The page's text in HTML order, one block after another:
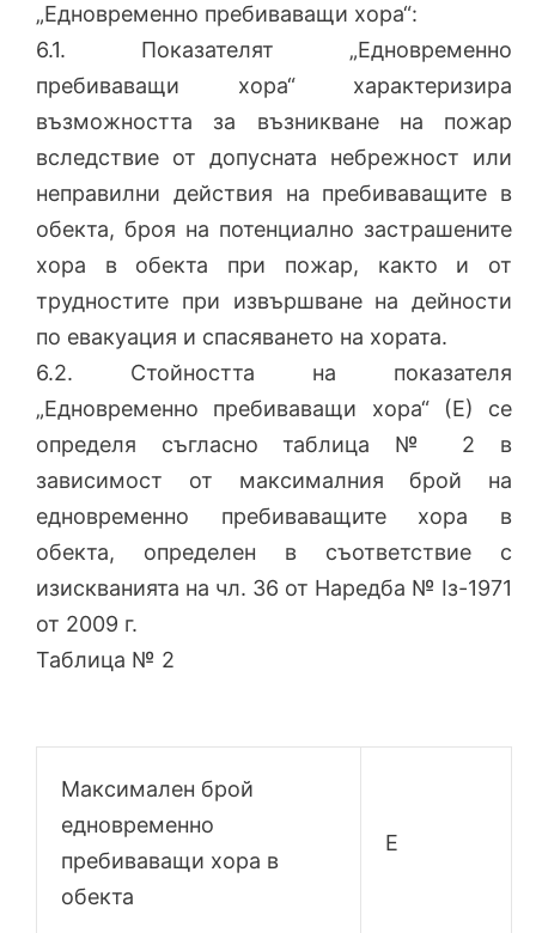
„Едновременно пребиваващи хора“:
6.1. Показателят „Едновременно
пребиваващи хора“ характеризира
възможността за възникване на пожар
вследствие от допусната небрежност или
неправилни действия на пребиваващите в
обекта, броя на потенциално застрашените
хора в обекта при пожар, както и от
трудностите при извършване на дейности
по евакуация и спасяването на хората.
6.2. Стойността на показателя
„Едновременно пребиваващи хора“ (Е) се
определя съгласно таблица № 2 в
зависимост от максималния брой на
едновременно пребиваващите хора в
обекта, определен в съответствие с
изискванията на чл. 36 от Наредба № Iз-1971
от 2009 г.
Таблица № 2
Максимален брой
едновременно
пребиваващи хора в
обекта
Е